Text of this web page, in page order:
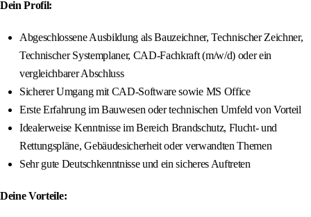
Dein Profil:
Abgeschlossene Ausbildung als Bauzeichner, Technischer Zeichner,
Technischer Systemplaner, CAD-Fachkraft (m/w/d) oder ein
vergleichbarer Abschluss
Sicherer Umgang mit CAD-Software sowie MS Office
Erste Erfahrung im Bauwesen oder technischen Umfeld von Vorteil
Idealerweise Kenntnisse im Bereich Brandschutz, Flucht- und
Rettungspläne, Gebäudesicherheit oder verwandten Themen
Sehr gute Deutschkenntnisse und ein sicheres Auftreten
Deine Vorteile: